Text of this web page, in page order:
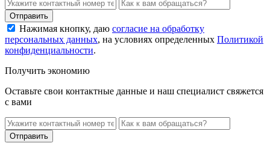
Нажимая кнопку, даю согласие на обработку
персональных данных, на условиях определенных Политикой
конфиденциальности.
Получить экономию
Оставьте свои контактные данные и наш специалист свяжется
с вами